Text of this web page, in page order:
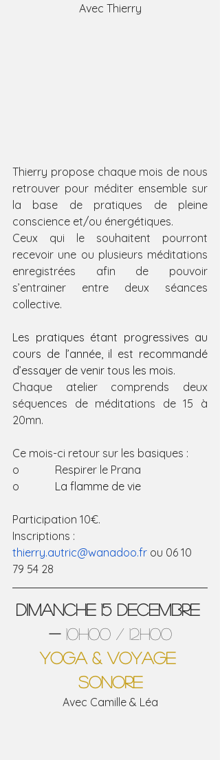
Avec Thierry
Thierry propose chaque mois de nous
retrouver pour méditer ensemble sur
la base de pratiques de pleine
conscience et/ou énergétiques.
Ceux qui le souhaitent pourront
recevoir une ou plusieurs méditations
enregistrées afin de pouvoir
s’entrainer entre deux séances
collective.
Les pratiques étant progressives au
cours de l’année, il est recommandé
d’essayer de venir tous les mois.
Chaque atelier comprends deux
séquences de méditations de 15 à
20mn.
Ce mois-ci retour sur les basiques :
o             Respirer le Prana
o La flamme de vie
Participation 10€.
Inscriptions :
thierry.autric@wanadoo.fr ou 06 10
79 54 28
DIMANCHE 15 decembre
- 10h00 / 12h00
yoga & voyage
sonore
Avec Camille & Léa